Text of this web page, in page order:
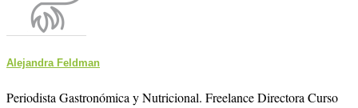
Alejandra Feldman
Periodista Gastronómica y Nutricional. Freelance Directora Curso